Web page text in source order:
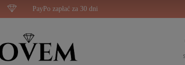
PayPo zapłać za 30 dni